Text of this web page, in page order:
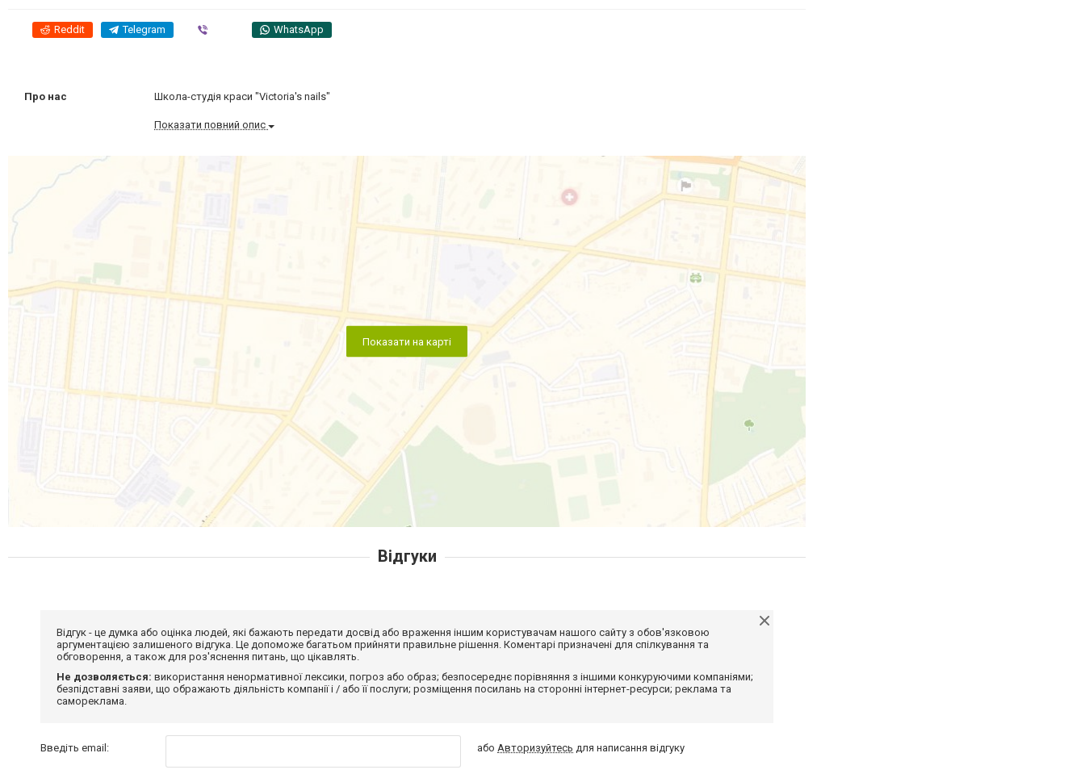
Reddit Telegram WhatsApp
Про нас Школа-студія краси "Victoria's nails"
Показати повний опис
Показати на карті
Відгуки
Відгук - це думка або оцінка людей, які бажають передати досвід або враження іншим користувачам нашого сайту з обов'язковою
аргументацією залишеного відгука. Це допоможе багатьом прийняти правильне рішення. Коментарі призначені для спілкування та
обговорення, а також для роз'яснення питань, що цікавлять.
Не дозволяється: використання ненормативної лексики, погроз або образ; безпосереднє порівняння з іншими конкуруючими компаніями;
безпідставні заяви, що ображають діяльність компанії і / або її послуги; розміщення посилань на сторонні інтернет-ресурси; реклама та
самореклама.
Введіть email: або Авторизуйтесь для написання відгуку